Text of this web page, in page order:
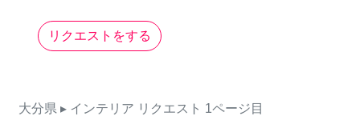
リクエストをする
大分県 ▸ インテリア リクエスト 1ページ目